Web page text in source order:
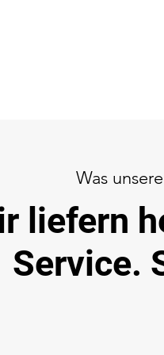
Was
liefern
Service.